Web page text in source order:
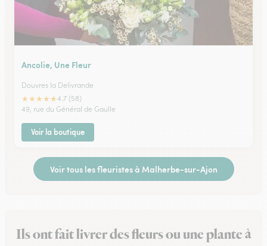
Ancolie, Une Fleur
Douvres la Delivrande
★★★★★4.7 (58)
49, rue du Général de Gaulle
Voir la boutique
Voir tous les fleuristes à Malherbe-sur-Ajon
Ils ont fait livrer des fleurs ou une plante à